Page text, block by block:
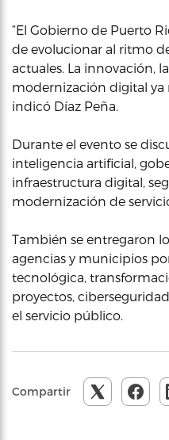
“El Gobierno de Puerto
de evolucionar al ritmo
actuales. La innovación,
modernización digital ya
indicó Díaz Peña.
Durante el evento se
inteligencia artificial,
infraestructura digital,
modernización de
También se entregaron
agencias y municipios
tecnológica,
proyectos,
el servicio público.
Compartir